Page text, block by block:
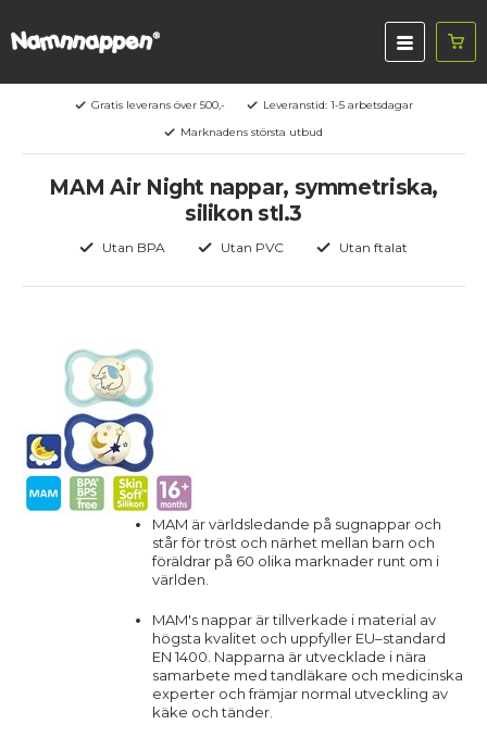
Gratis leverans över 500,-
Leveranstid: 1-5 arbetsdagar
Marknadens största utbud
MAM Air Night nappar, symmetriska,
silikon stl.3
Utan BPA Utan PVC Utan ftalat
MAM är världsledande på sugnappar och
står för tröst och närhet mellan barn och
föräldrar på 60 olika marknader runt om i
världen.
MAM's nappar är tillverkade i material av
högsta kvalitet och uppfyller EU–standard
EN 1400. Napparna är utvecklade i nära
samarbete med tandläkare och medicinska
experter och främjar normal utveckling av
käke och tänder.